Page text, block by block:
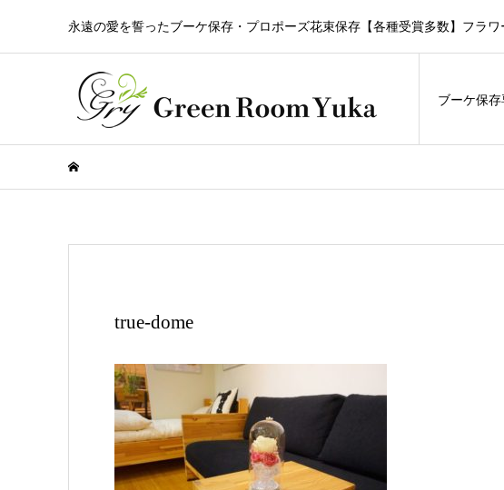
永遠の愛を誓ったブーケ保存・プロポーズ花束保存【各種受賞多数】フラ
ブーケ保
true-dome